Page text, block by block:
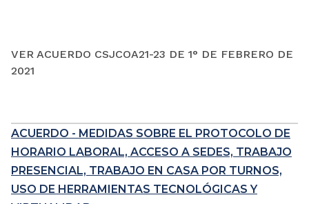
VER ACUERDO CSJCOA21-23 DE 1° DE FEBRERO DE
2021
ACUERDO - MEDIDAS SOBRE EL PROTOCOLO DE
HORARIO LABORAL, ACCESO A SEDES, TRABAJO
PRESENCIAL, TRABAJO EN CASA POR TURNOS,
USO DE HERRAMIENTAS TECNOLÓGICAS Y